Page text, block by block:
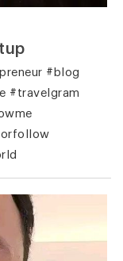
#blog
#travelgram